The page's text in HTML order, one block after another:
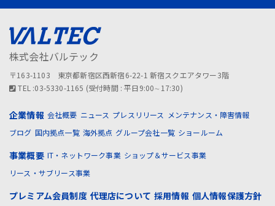
株式会社バルテック
〒163-1103 東京都新宿区西新宿6-22-1 新宿スクエアタワー3階
TEL :03-5330-1165 (受付時間 : 平日9:00∼17:30)
企業情報 会社概要 ニュース プレスリリース
メンテナンス・障害情報
ブログ 国内拠点一覧 海外拠点 グループ会社一覧 ショールーム
事業概要 IT・ネットワーク事業 ショップ＆サービス事業
リース・サブリース事業
プレミアム会員制度 代理店について 採用情報 個人情報保護方針